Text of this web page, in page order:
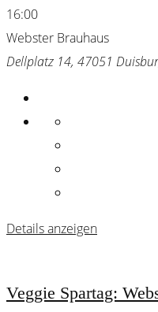
16:00
Webster Brauhaus
Dellplatz 14, 47051
Details anzeigen
Veggie Spartag: